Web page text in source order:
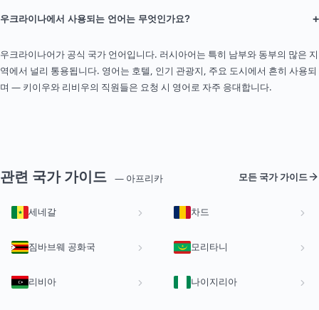
우크라이나에서 사용되는 언어는 무엇인가요? +
우크라이나어가 공식 국가 언어입니다. 러시아어는 특히 남부와 동부의 많은 지
역에서 널리 통용됩니다. 영어는 호텔, 인기 관광지, 주요 도시에서 흔히 사용되
며 — 키이우와 리비우의 직원들은 요청 시 영어로 자주 응대합니다.
관련 국가 가이드 — 아프리카 모든 국가 가이드
세네갈 차드
짐바브웨 공화국 모리타니
리비아 나이지리아